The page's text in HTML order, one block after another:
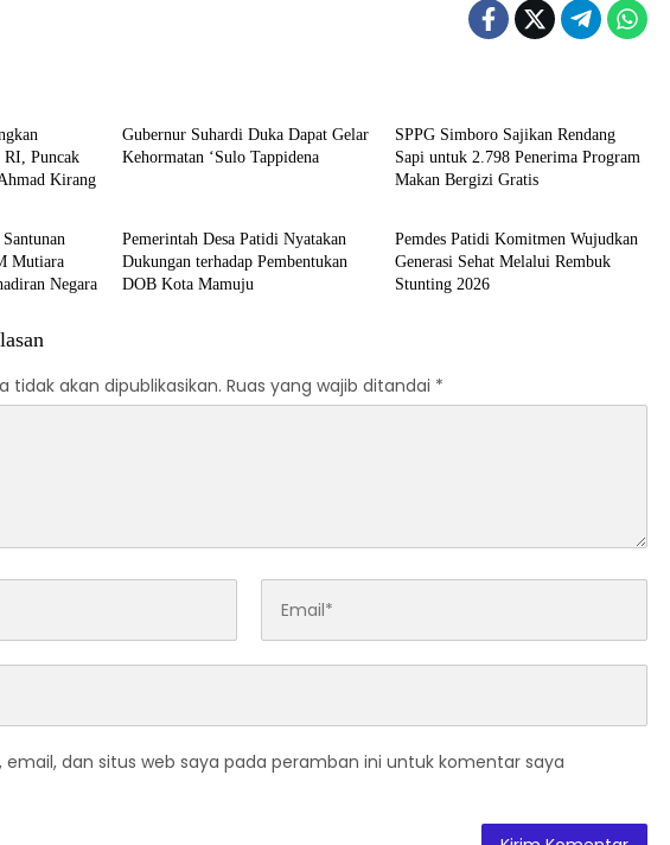
RI, Puncak
Kirang
Gubernur Suhardi Duka Dapat Gelar
Kehormatan ‘Sulo Tappidena
SPPG Simboro Sajikan Rendang
Sapi untuk 2.798 Penerima Program
Makan Bergizi Gratis
Santunan
Mutiara
Negara
Pemerintah Desa Patidi Nyatakan
Dukungan terhadap Pembentukan
DOB Kota Mamuju
Advertorial
Pemdes Patidi Komitmen Wujudkan
Generasi Sehat Melalui Rembuk
Stunting 2026
tidak akan dipublikasikan. Ruas yang wajib ditandai *
email, dan situs web saya pada peramban ini untuk komentar saya